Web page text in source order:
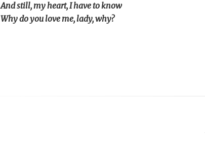
And still, my heart, I have to know
Why do you love me, lady, why?